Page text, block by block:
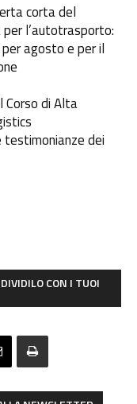
corta del
l’autotrasporto:
agosto e per il
Corso di Alta
dei
CON I TUOI